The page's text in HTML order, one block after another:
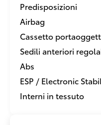
Predisposizioni
Airbag
Cassetto
Sedili anteriori
Abs
ESP / Electronic
Interni in tessuto